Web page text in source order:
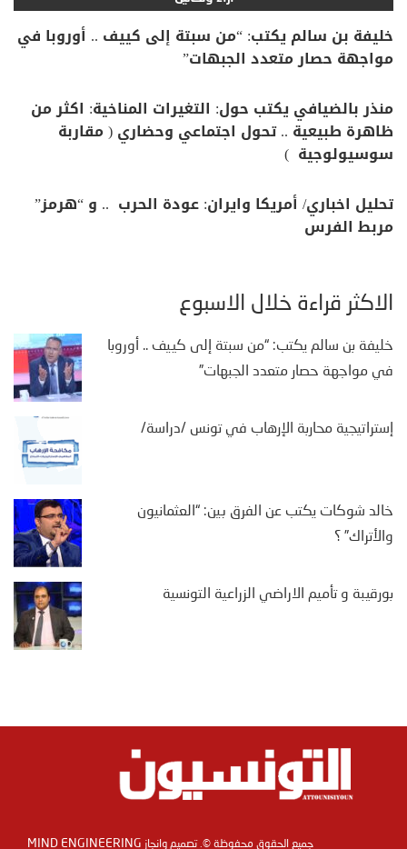
خليفة بن سالم يكتب: “من سبتة إلى كييف .. أوروبا في
مواجهة حصار متعدد الجبهات”
منذر بالضيافي يكتب حول: التغيرات المناخية: اكثر من
ظاهرة طبيعية .. تحول اجتماعي وحضاري ( مقاربة
سوسيولوجية )
تحليل اخباري/ أمريكا وايران: عودة الحرب .. و “هرمز”
مربط الفرس
الأكثر قراءة خلال الأسبوع
خليفة بن سالم يكتب: “من سبتة إلى كييف .. أوروبا
في مواجهة حصار متعدد الجبهات”
إستراتيجية محاربة الإرهاب في تونس /دراسة/
خالد شوكات يكتب عن الفرق بين: “العثمانيون
والأتراك” ؟
بورقيبة و تأميم الاراضي الزراعية التونسية
جميع الحقوق محفوظة ©. تصميم وانجاز MIND ENGINEERING